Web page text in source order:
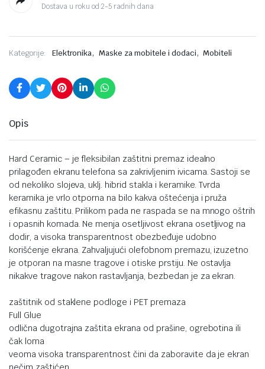
Dostava u roku od 2-5 radnih dana
Kategorije: Elektronika, Maske za mobitele i dodaci, Mobiteli
Opis
Hard Ceramic – je fleksibilan zaštitni premaz idealno
prilagođen ekranu telefona sa zakrivljenim ivicama. Sastoji se
od nekoliko slojeva, uklj. hibrid stakla i keramike. Tvrda
keramika je vrlo otporna na bilo kakva oštećenja i pruža
efikasnu zaštitu. Prilikom pada ne raspada se na mnogo oštrih
i opasnih komada. Ne menja osetljivost ekrana osetljivog na
dodir, a visoka transparentnost obezbeđuje udobno
korišćenje ekrana. Zahvaljujući olefobnom premazu, izuzetno
je otporan na masne tragove i otiske prstiju. Ne ostavlja
nikakve tragove nakon rastavljanja, bezbedan je za ekran.
zaštitnik od staklene podloge i PET premaza
Full Glue
odlična dugotrajna zaštita ekrana od prašine, ogrebotina ili
čak loma
veoma visoka transparentnost čini da zaboravite da je ekran